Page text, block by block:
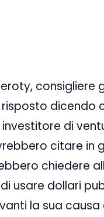
consigliere
risposto dicendo
di
citare in
chiedere
usare dollari
la sua causa